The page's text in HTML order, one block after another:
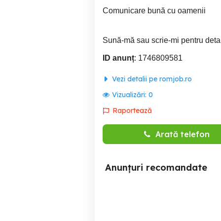
Comunicare bună cu oamenii
Sună-mă sau scrie-mi pentru
ID anunț: 1746809581
Vezi detalii pe romjob.ro
Vizualizări: 0
Raportează
Arată telefon
Anunțuri recomandate